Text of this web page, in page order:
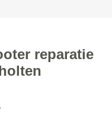
reparatie